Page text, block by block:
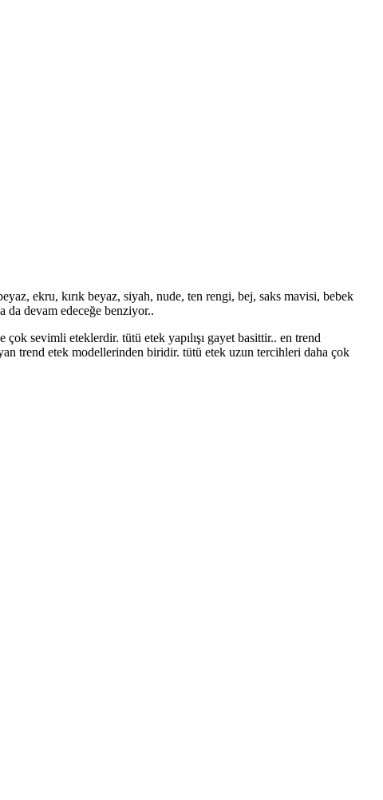
ekru, kırık beyaz, siyah, nude, ten rengi, bej, saks mavisi, bebek
da devam edeceğe benziyor..
sevimli eteklerdir. tütü etek yapılışı gayet basittir.. en trend
trend etek modellerinden biridir. tütü etek uzun tercihleri daha çok